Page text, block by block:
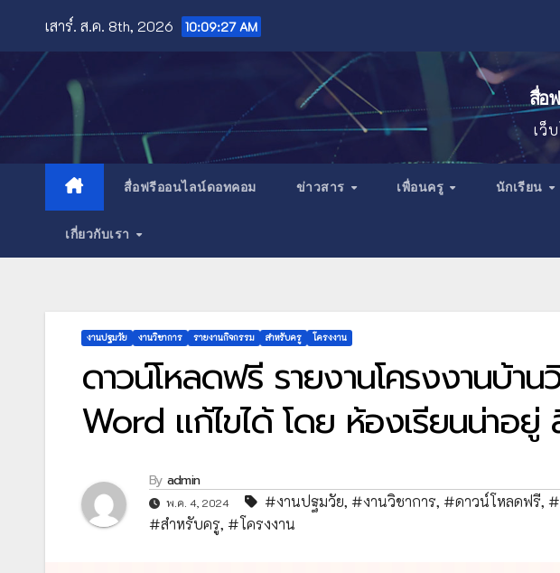
content
เสาร์. ส.ค. 8th, 2026 10:09:29 AM
สื่อ
เว็
สื่อฟรีออนไลน์ดอทคอม ข่าวสาร เพื่อนครู นักเรียน
เกี่ยวกับเรา
งานปฐมวัย งานวิชาการ รายงานกิจกรรม สำหรับครู โครงงาน
ดาวน์โหลดฟรี รายงานโครงงานบ้า
Word แก้ไขได้ โดย ห้องเรียนน่าอ
By admin
พ.ค. 4, 2024 #งานปฐมวัย, #งานวิชาการ, #ดาวน์โหลดฟรี,
#สำหรับครู, #โครงงาน